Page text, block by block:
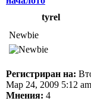
tyrel
Newbie
Регистриран на:
Мар 24, 2009 5:12 am
Мнения: 4